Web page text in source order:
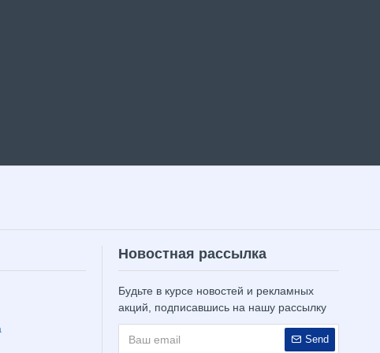
Новостная рассылка
Будьте в курсе новостей и рекламных
акций, подписавшись на нашу рассылку
Send